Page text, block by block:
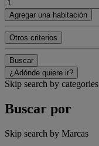
Agregar una habitación
Otros criterios
Buscar
¿Adónde quiere ir?
Skip search by categories
Buscar por
Skip search by Marcas